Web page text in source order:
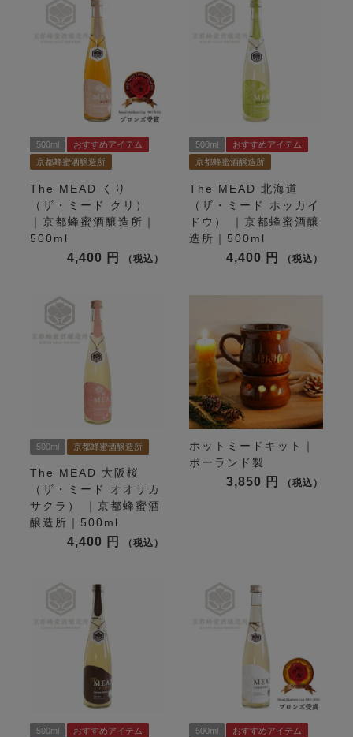
500ml
おすすめアイテム
京都蜂蜜酒醸造所
The MEAD くり
（ザ・ミード クリ）
｜京都蜂蜜酒醸造所｜
500ml
4,400 税込
500ml
おすすめアイテム
京都蜂蜜酒醸造所
The MEAD 北海道
（ザ・ミード ホッカイ
ドウ） ｜京都蜂蜜酒醸
造所｜500ml
4,400 税込
500ml 京都蜂蜜酒醸造所
The MEAD 大阪桜
（ザ・ミード オオサカ
サクラ） ｜京都蜂蜜酒
醸造所｜500ml
4,400 税込
ホットミードキット｜
ポーランド製
3,850 税込
500ml
おすすめアイテム
500ml
おすすめアイテム